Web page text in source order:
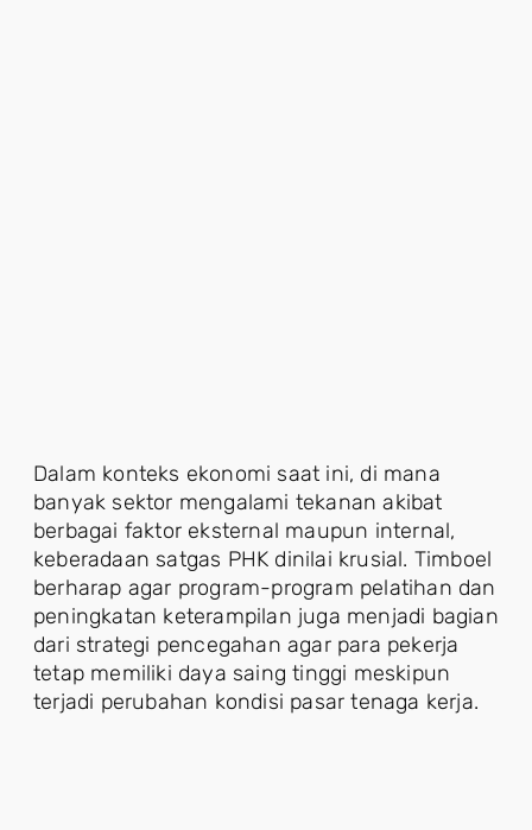
Dalam konteks ekonomi saat ini, di mana
banyak sektor mengalami tekanan akibat
berbagai faktor eksternal maupun internal,
keberadaan satgas PHK dinilai krusial. Timboel
berharap agar program-program pelatihan dan
peningkatan keterampilan juga menjadi bagian
dari strategi pencegahan agar para pekerja
tetap memiliki daya saing tinggi meskipun
terjadi perubahan kondisi pasar tenaga kerja.